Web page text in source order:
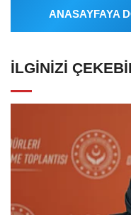
ANASAYFAYA
İLGINIZI